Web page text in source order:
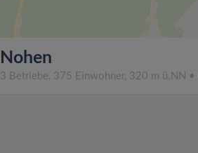
Nohen
3 Betriebe, 375 Einwohner, 320 m ü.NN •